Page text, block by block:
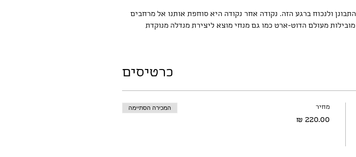
ולנכוח ברגע הזה. נקודה אחר נקודה היא סוחפת אותנו אל מרחבים
מעולם הדוט-ארט כמו גם מנחי מוצא ליצירת מנדלה מנוקדת
כרטיסים
מחיר המכירה הסתיימה